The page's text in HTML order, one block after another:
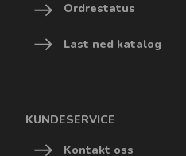
Ordrestatus
Last ned katalog
KUNDESERVICE
Kontakt oss